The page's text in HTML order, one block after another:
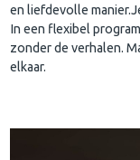
en liefdevolle
In een flexibel
zonder de verhalen.
elkaar.